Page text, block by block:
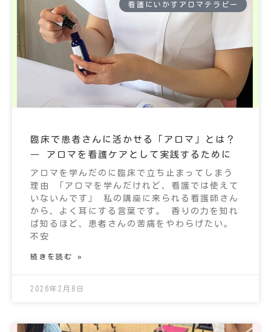
看護にいかすアロマテラピー
臨床で患者さんに活かせる「アロマ」とは？
― アロマを看護ケアとして実践するために
アロマを学んだのに臨床で立ち止まってしまう
理由 「アロマを学んだけれど、看護では使えて
いないんです」 私の講座に来られる看護師さん
から、よく耳にする言葉です。 香りの力を知れ
ば知るほど、患者さんの苦痛をやわらげたい。
不安
続きを読む »
2026年2月8日